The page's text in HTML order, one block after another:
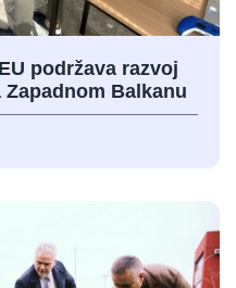
podržava razvoj
Balkanu